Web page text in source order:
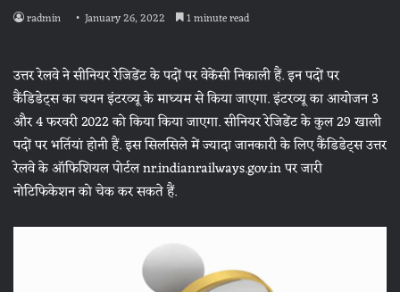
radmin January 26, 2022 1 minute read
उत्तर रेलवे ने सीनियर रेजिडेंट के पदों पर वेकेंसी निकाली हैं. इन पदों पर
कैंडिडेट्स का चयन इंटरव्यू के माध्यम से किया जाएगा. इंटरव्यू का आयोजन 3
और 4 फरवरी 2022 को किया किया जाएगा. सीनियर रेजिडेंट के कुल 29 खाली
पदों पर भर्तियां होनी हैं. इस सिलसिले में ज्यादा जानकारी के लिए कैंडिडेट्स उत्तर
रेलवे के ऑफिशियल पोर्टल nr.indianrailways.gov.in पर जारी
नोटिफिकेशन को चेक कर सकते हैं.